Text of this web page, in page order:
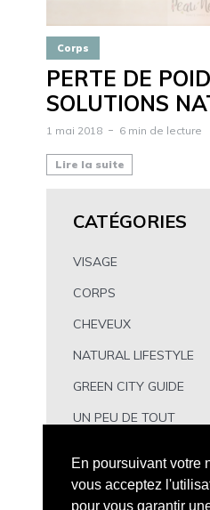
Corps
PERTE DE
SOLUTIONS
1 mai 2018 6 min de lecture
Lire la suite
CATÉGORIES
VISAGE
CORPS
CHEVEUX
NATURAL LIFESTYLE
GREEN CITY GUIDE
UN PEU DE TOUT
En poursuivant votre
vous acceptez
pour vous garantir